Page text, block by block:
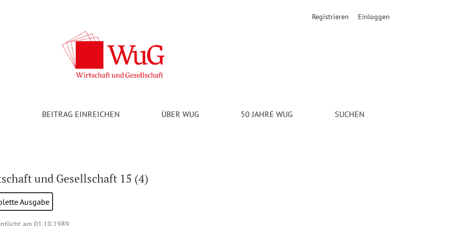
BEITRAG EINREICHEN ÜBER WUG 50 JAHRE WUG SUCHEN
Registrieren Einloggen
und Gesellschaft 15 (4)
Ausgabe
am 01.10.1989